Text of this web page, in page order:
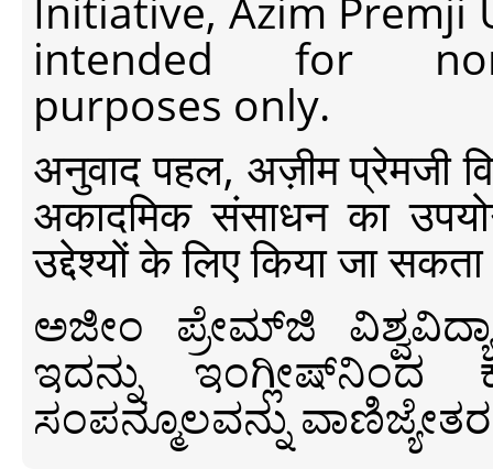
Initiative, Azim Premji
intended for non-
purposes only.
अनुवाद पहल, अज़ीम प्रेमजी
अकादमिक संसाधन का
उद्देश्यों के लिए किया जा
ಅಜೀಂ ಪ್ರೇಮ್‍ಜಿ
ಇದನ್ನು ಇಂಗ್ಲೀಷ್‍ನಿಂದ
ಸಂಪನ್ಮೂಲವನ್ನು